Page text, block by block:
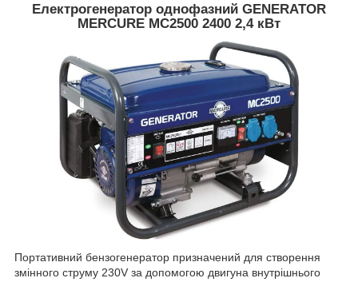
Електрогенератор однофазний GENERATOR
MERCURE MC2500 2400 2,4 кВт
Портативний бензогенератор призначений для створення
змінного струму 230V за допомогою двигуна внутрішнього